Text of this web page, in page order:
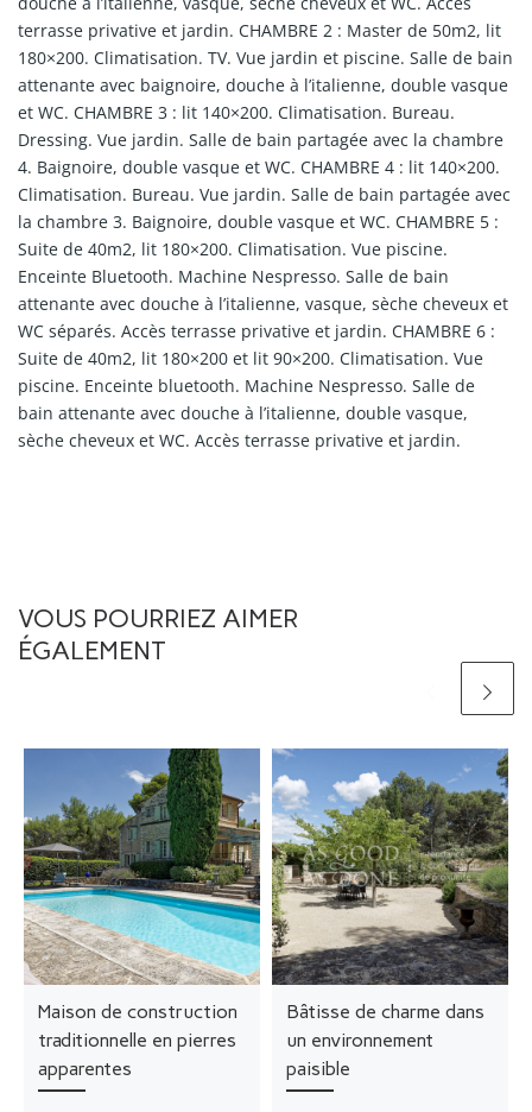
terrasse privative et jardin. CHAMBRE 2 : Master de 50m2, lit
180×200. Climatisation. TV. Vue jardin et piscine. Salle de bain
attenante avec baignoire, douche à l’italienne, double vasque
et WC. CHAMBRE 3 : lit 140×200. Climatisation. Bureau.
Dressing. Vue jardin. Salle de bain partagée avec la chambre
4. Baignoire, double vasque et WC. CHAMBRE 4 : lit 140×200.
Climatisation. Bureau. Vue jardin. Salle de bain partagée avec
la chambre 3. Baignoire, double vasque et WC. CHAMBRE 5 :
Suite de 40m2, lit 180×200. Climatisation. Vue piscine.
Enceinte Bluetooth. Machine Nespresso. Salle de bain
attenante avec douche à l’italienne, vasque, sèche cheveux et
WC séparés. Accès terrasse privative et jardin. CHAMBRE 6 :
Suite de 40m2, lit 180×200 et lit 90×200. Climatisation. Vue
piscine. Enceinte bluetooth. Machine Nespresso. Salle de
bain attenante avec douche à l’italienne, double vasque,
sèche cheveux et WC. Accès terrasse privative et jardin.
VOUS POURRIEZ AIMER
ÉGALEMENT
Maison de construction
traditionnelle en pierres
apparentes
Bâtisse de charme dans
un environnement
paisible